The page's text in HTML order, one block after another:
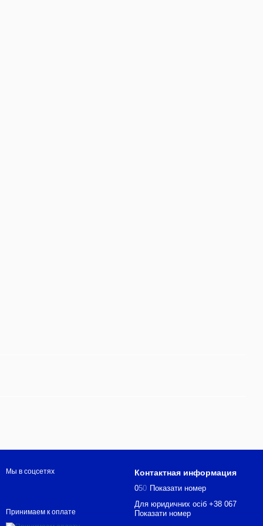
Мы в соцсетях
Принимаем к оплате
Контактная информация
050 Показати номер
Для юридичних осіб +38 067
Показати номер